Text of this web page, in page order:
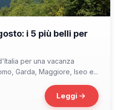
i 5 più belli per
per una vacanza
Garda, Maggiore, Iseo e...
Leggi